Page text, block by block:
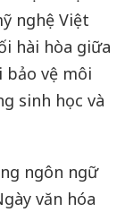
nghệ Việt
hài hòa giữa
bảo vệ môi
sinh học và
ngôn ngữ
văn hóa